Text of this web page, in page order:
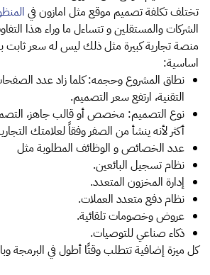
تختلف تكلفة تصميم موقع مثل امازون في
الشركات والمستقلين و تتساءل ما وراء هذا
منصة تجارية كبيرة مثل ذلك ليس له سعر ثابت
اساسية:
نطاق المشروع وحجمه: كلما زاد عدد
التقنية، ارتفع سعر التصميم.
نوع التصميم: مخصص أو قالب جاهز،
أكثر لأنه ينشأ من الصفر وفقاً لعلامتك
عدد الخصائص و الوظائف المطلوبة مثل
نظام تسجيل البائعين.
إدارة المخزون المتعدد.
نظام دفع متعدد العملات.
عروض وخصومات تلقائية.
ذكاء صناعي للتوصيات.
كل ميزة إضافية تتطلب وقتًا أطول في البرمجة